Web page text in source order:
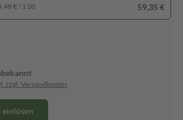
€ / 1 St) 59,35 €
zzgl. Versandkosten
einlösen